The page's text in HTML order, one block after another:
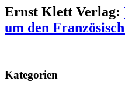
Ernst Klett Verlag:
um den
Kategorien